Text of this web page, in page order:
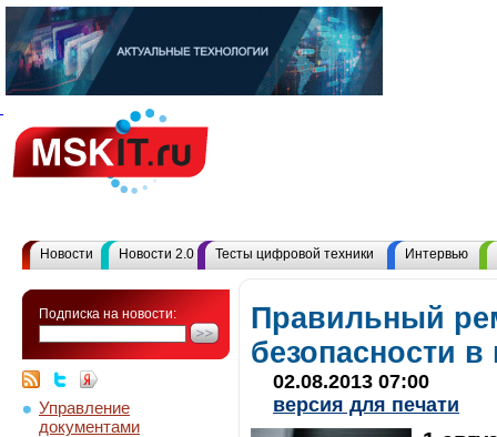
Новости Новости 2.0 Тесты цифровой техники Интервью
Подписка на новости:
Управление
документами
Правильный
безопасности
02.08.2013 07:00
версия для печати